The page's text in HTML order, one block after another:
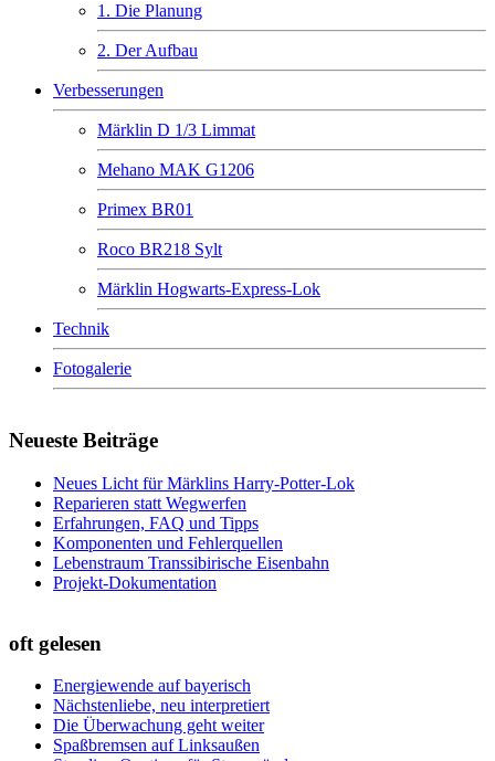
1. Die Planung
2. Der Aufbau
Verbesserungen
Märklin D 1/3 Limmat
Mehano MAK G1206
Primex BR01
Roco BR218 Sylt
Märklin Hogwarts-Express-Lok
Technik
Fotogalerie
Neueste Beiträge
Neues Licht für Märklins Harry-Potter-Lok
Reparieren statt Wegwerfen
Erfahrungen, FAQ und Tipps
Komponenten und Fehlerquellen
Lebenstraum Transsibirische Eisenbahn
Projekt-Dokumentation
oft gelesen
Energiewende auf bayerisch
Nächstenliebe, neu interpretiert
Die Überwachung geht weiter
Spaßbremsen auf Linksaußen